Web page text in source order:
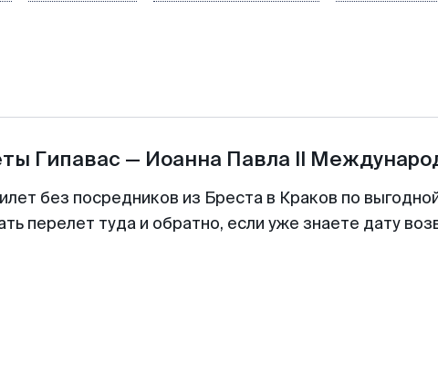
Гипавас — Иоанна Павла II
без посредников из Бреста в Краков по
перелет туда и обратно, если уже знаете дату